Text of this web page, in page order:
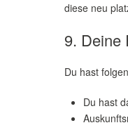
diese neu
9. Deine
Du hast
Du hast